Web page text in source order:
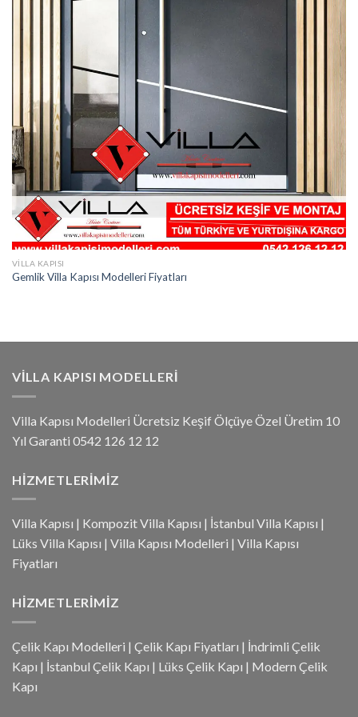
VILLA KAPISI
Gemlik Villa Kapısı Modelleri Fiyatları
VILLA KAPISI MODELLERI
Villa Kapısı Modelleri Ücretsiz Keşif Ölçüye Özel Üretim 10
Yıl Garanti 0542 126 12 12
HIZMETLERIMIZ
Villa Kapısı | Kompozit Villa Kapısı | İstanbul Villa Kapısı |
Lüks Villa Kapısı | Villa Kapısı Modelleri | Villa Kapısı
Fiyatları
HIZMETLERIMIZ
Çelik Kapı Modelleri | Çelik Kapı Fiyatları | İndrimli Çelik
Kapı | İstanbul Çelik Kapı | Lüks Çelik Kapı | Modern Çelik
Kapı